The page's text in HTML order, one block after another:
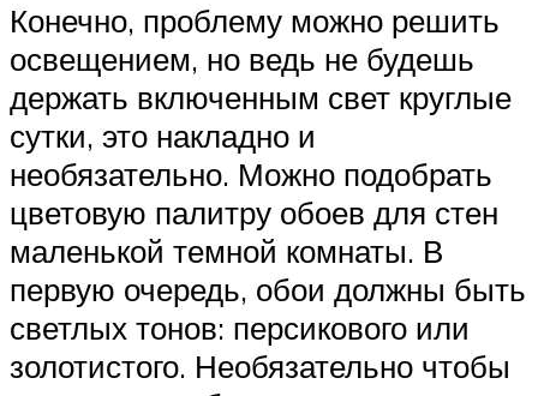
Конечно, проблему можно решить
освещением, но ведь не будешь
держать включенным свет круглые
сутки, это накладно и
необязательно. Можно подобрать
цветовую палитру обоев для стен
маленькой темной комнаты. В
первую очередь, обои должны быть
светлых тонов: персикового или
золотистого. Необязательно чтобы